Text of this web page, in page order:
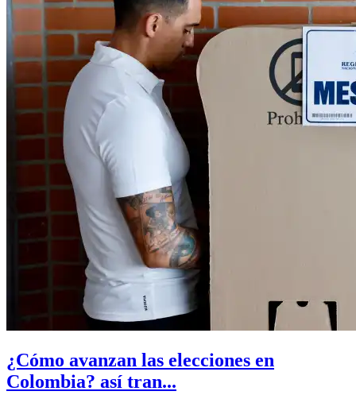
¿Cómo avanzan las elecciones en
Colombia? así tran...